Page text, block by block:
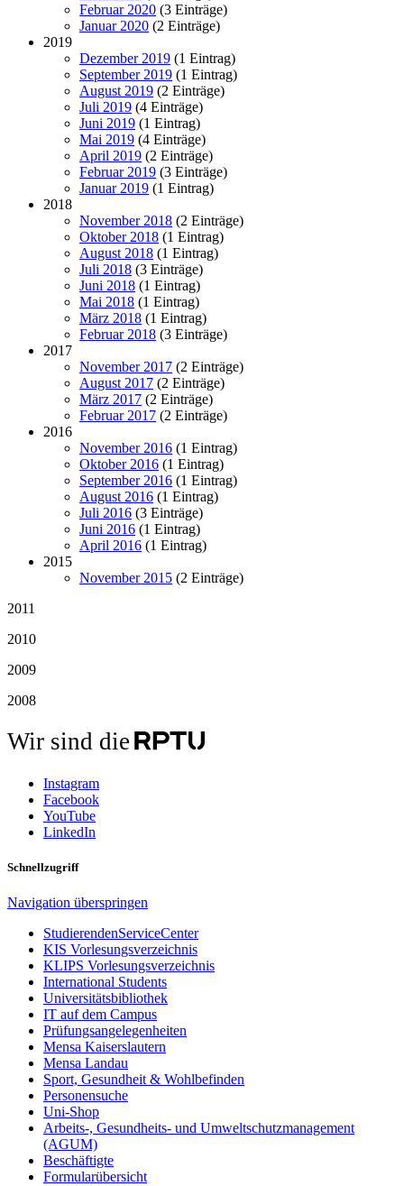
Februar 2020 (3 Einträge)
Januar 2020 (2 Einträge)
2019
Dezember 2019 (1 Eintrag)
September 2019 (1 Eintrag)
August 2019 (2 Einträge)
Juli 2019 (4 Einträge)
Juni 2019 (1 Eintrag)
Mai 2019 (4 Einträge)
April 2019 (2 Einträge)
Februar 2019 (3 Einträge)
Januar 2019 (1 Eintrag)
2018
November 2018 (2 Einträge)
Oktober 2018 (1 Eintrag)
August 2018 (1 Eintrag)
Juli 2018 (3 Einträge)
Juni 2018 (1 Eintrag)
Mai 2018 (1 Eintrag)
März 2018 (1 Eintrag)
Februar 2018 (3 Einträge)
2017
November 2017 (2 Einträge)
August 2017 (2 Einträge)
März 2017 (2 Einträge)
Februar 2017 (2 Einträge)
2016
November 2016 (1 Eintrag)
Oktober 2016 (1 Eintrag)
September 2016 (1 Eintrag)
August 2016 (1 Eintrag)
Juli 2016 (3 Einträge)
Juni 2016 (1 Eintrag)
April 2016 (1 Eintrag)
2015
November 2015 (2 Einträge)
2011
2010
2009
2008
Wir sind die
Instagram
Facebook
YouTube
LinkedIn
Schnellzugriff
Navigation überspringen
StudierendenServiceCenter
KIS Vorlesungsverzeichnis
KLIPS Vorlesungsverzeichnis
International Students
Universitätsbibliothek
IT auf dem Campus
Prüfungsangelegenheiten
Mensa Kaiserslautern
Mensa Landau
Sport, Gesundheit & Wohlbefinden
Personensuche
Uni-Shop
Arbeits-, Gesundheits- und Umweltschutzmanagement
(AGUM)
Beschäftigte
Formularübersicht